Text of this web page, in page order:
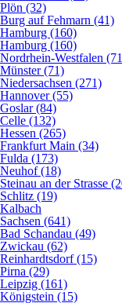
Plön (32)
Burg auf Fehmarn (41)
Hamburg (160)
Hamburg (160)
Nordrhein-Westfalen
Münster (71)
Niedersachsen (271)
Hannover (55)
Goslar (84)
Celle (132)
Hessen (265)
Frankfurt Main (34)
Fulda (173)
Neuhof (18)
Steinau an der Strasse
Schlitz (19)
Kalbach
Sachsen (641)
Bad Schandau (49)
Zwickau (62)
Reinhardtsdorf (15)
Pirna (29)
Leipzig (161)
Königstein (15)